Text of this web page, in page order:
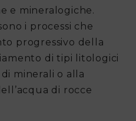
e mineralogiche.
i processi che
progressivo della
di tipi litologici
minerali o alla
di rocce